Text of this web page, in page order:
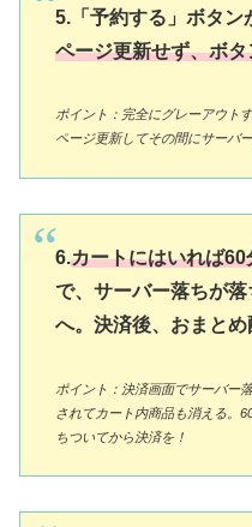
5.「予約する」ボタン
ページ更新せず、ボ
ポイント：完全にグレーアウト
ページ更新してその間にサーバ
6.カートにはいれば
で、サーバー落ちが
へ。決済後、おまとめ
ポイント：決済画面でサーバー
されてカート内商品も消える。
ちついてから決済を！